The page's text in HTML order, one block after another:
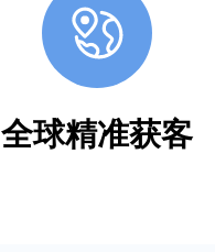
全球精准获客